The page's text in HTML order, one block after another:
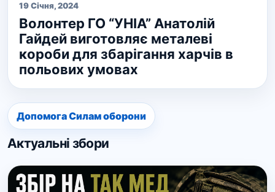
19 Січня, 2024
Волонтер ГО “УНІА” Анатолій
Гайдей виготовляє металеві
короби для збарігання харчів в
польових умовах
Допомога Силам оборони
Актуальні збори